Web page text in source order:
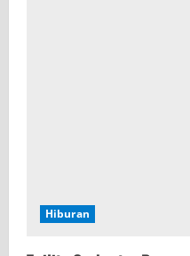
Hiburan